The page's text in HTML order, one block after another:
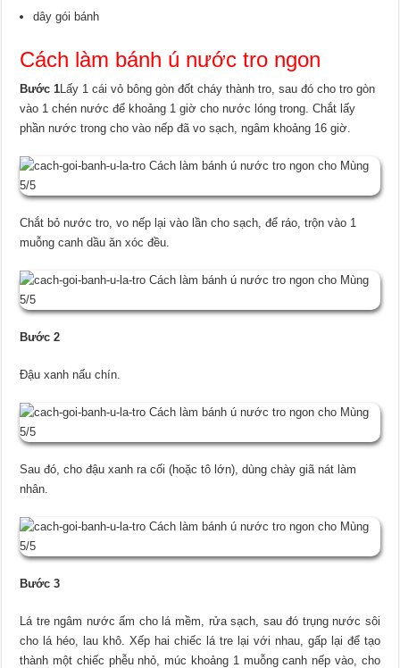
dây gói bánh
Cách làm bánh ú nước tro ngon
Bước 1Lấy 1 cái vỏ bông gòn đốt cháy thành tro, sau đó cho tro gòn
vào 1 chén nước để khoảng 1 giờ cho nước lóng trong. Chắt lấy
phần nước trong cho vào nếp đã vo sạch, ngâm khoảng 16 giờ.
Chắt bỏ nước tro, vo nếp lại vào lần cho sạch, để ráo, trộn vào 1
muỗng canh dầu ăn xóc đều.
Bước 2
Đậu xanh nấu chín.
Sau đó, cho đậu xanh ra cối (hoặc tô lớn), dùng chày giã nát làm
nhân.
Bước 3
Lá tre ngâm nước ấm cho lá mềm, rửa sạch, sau đó trụng nước sôi
cho lá héo, lau khô. Xếp hai chiếc lá tre lại với nhau, gấp lại để tạo
thành một chiếc phễu nhỏ, múc khoảng 1 muỗng canh nếp vào, cho